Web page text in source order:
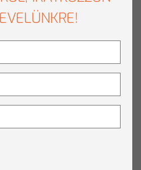
anyagát.
A NYUGATI